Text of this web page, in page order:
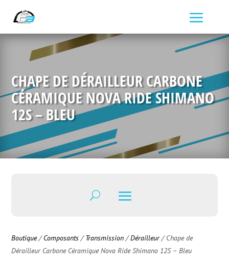
CHAPE DE DÉRAILLEUR CARBONE
CÉRAMIQUE NOVA RIDE SHIMANO
12S – BLEU
Boutique/Composants /Transmission /Dérailleur/ Chape de
Dérailleur Carbone Céramique Nova Ride Shimano 12S – Bleu